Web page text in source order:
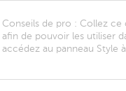
Conseils de pro : Collez ce
afin de pouvoir les utiliser
accédez au panneau